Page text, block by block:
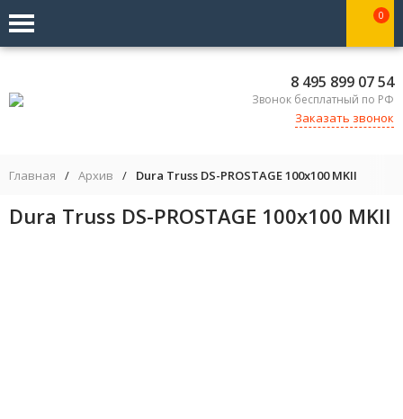
0
8 495 899 07 54
Звонок бесплатный по РФ
Заказать звонок
Главная / Архив / Dura Truss DS-PROSTAGE 100x100 MKII
Dura Truss DS-PROSTAGE 100x100 MKII